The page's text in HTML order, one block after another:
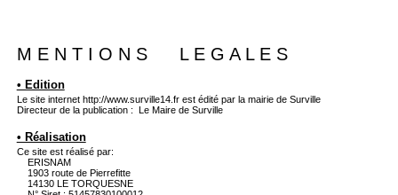
M E N T I O N S L E G A L E S
• Edition
Le site internet http://www.surville14.fr est édité par la mairie de Surville
Directeur de la publication : Le Maire de Surville
• Réalisation
Ce site est réalisé par:
ERISNAM
1903 route de Pierrefitte
14130 LE TORQUESNE